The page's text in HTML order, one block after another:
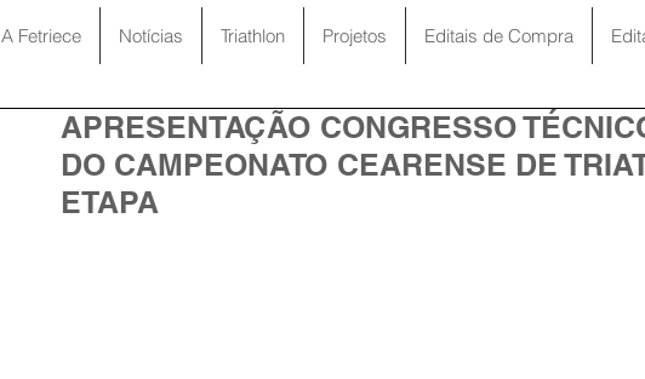
A Fetriece Notícias Triathlon Projetos Editais de Compra
APRESENTAÇÃO CONGRESSO
DO CAMPEONATO CEARENSE DE
ETAPA